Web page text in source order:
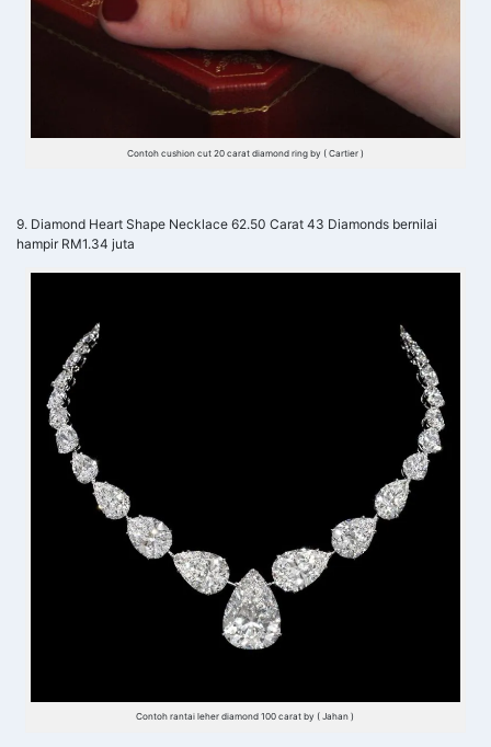
Contoh cushion cut 20 carat diamond ring by ( Cartier )
9. Diamond Heart Shape Necklace 62.50 Carat 43 Diamonds bernilai
hampir RM1.34 juta
Contoh rantai leher diamond 100 carat by ( Jahan )